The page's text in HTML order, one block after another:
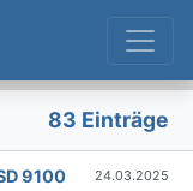
83 Einträge
9100
24.03.2025